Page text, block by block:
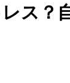
ス？